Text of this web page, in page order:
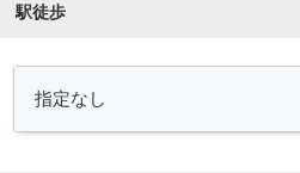
駅徒歩